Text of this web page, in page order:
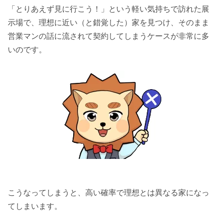
「とりあえず見に行こう！」という軽い気持ちで訪れた展
示場で、理想に近い（と錯覚した）家を見つけ、そのまま
営業マンの話に流されて契約してしまうケースが非常に多
いのです。
こうなってしまうと、高い確率で理想とは異なる家になっ
てしまいます。